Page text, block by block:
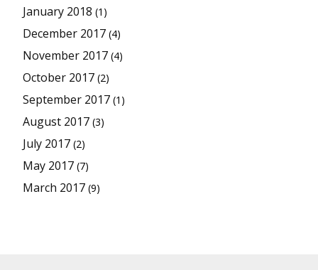
January 2018 (1)
December 2017 (4)
November 2017 (4)
October 2017 (2)
September 2017 (1)
August 2017 (3)
July 2017 (2)
May 2017 (7)
March 2017 (9)